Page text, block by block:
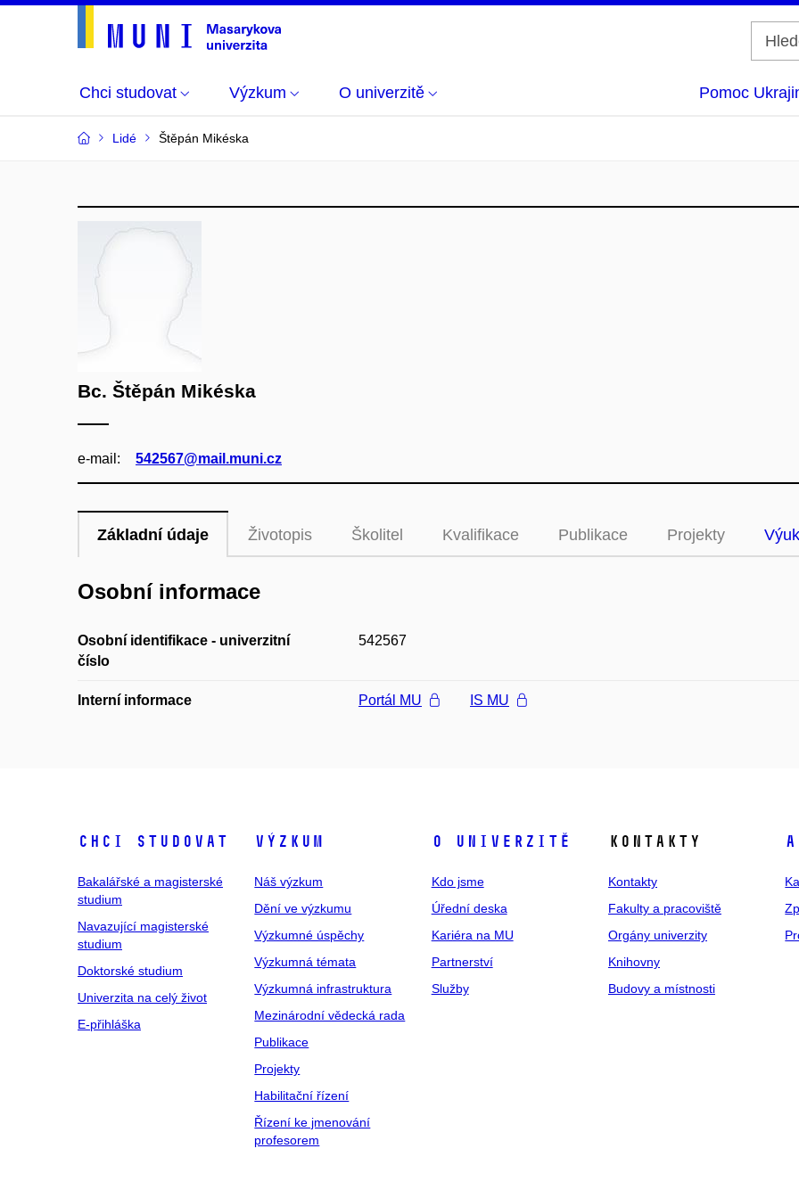
Chci studovat Výzkum O univerzitě Pomoc
Lidé Štěpán Mikéska
Bc. Štěpán Mikéska
e‑mail: 542567@mail.muni.cz
Základní údaje Životopis Školitel Kvalifikace Publikace Projekty
Osobní informace
Osobní identifikace - univerzitní
číslo
542567
Interní informace Portál MU IS MU
Chci studovat
Bakalářské a magisterské
studium
Navazující magisterské
studium
Doktorské studium
Univerzita na celý život
E-přihláška
Výzkum
Náš výzkum
Dění ve výzkumu
Výzkumné úspěchy
Výzkumná témata
Výzkumná infrastruktura
Mezinárodní vědecká rada
Publikace
Projekty
Habilitační řízení
Řízení ke jmenování
profesorem
O univerzitě
Kdo jsme
Úřední deska
Kariéra na MU
Partnerství
Služby
Kontakty
Kontakty
Fakulty a pracoviště
Orgány univerzity
Knihovny
Budovy a místnosti